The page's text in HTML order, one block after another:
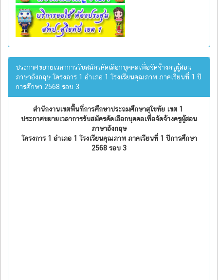
ประกาศขยายเวลาการรับสมัครคัดเลือกบุคคลเพื่อจัดจ้างครูผู้สอน
ภาษาอังกฤษ โครงการ 1 อำเภอ 1 โรงเรียนคุณภาพ ภาคเรียนที่ 1 ปี
การศึกษา 2568 รอบ 3
สำนักงานเขตพื้นที่การศึกษาประถมศึกษาสุโขทัย เขต 1
ประกาศขยายเวลาการรับสมัครคัดเลือกบุคคลเพื่อจัดจ้างครูผู้สอน
ภาษาอังกฤษ
โครงการ 1 อำเภอ 1 โรงเรียนคุณภาพ ภาคเรียนที่ 1 ปีการศึกษา
2568 รอบ 3